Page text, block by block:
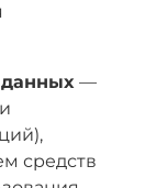
—
средств